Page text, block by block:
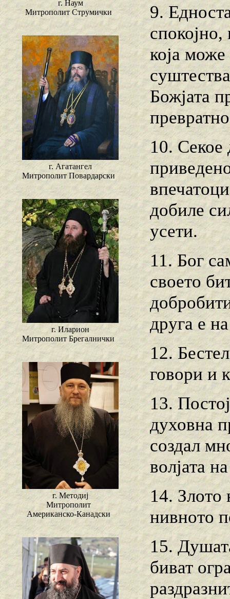
г. Наум
Митрополит Струмички
г. Агатангел
Митрополит Повардарски
г. Иларион
Митрополит Брегалнички
г. Методиј
Митрополит
Американско-Канадски
9.
која
Божјата
10. Секое
добиле
усети.
11. Бог
своето
друга е
12.
говори и
13.
духовна
создал
волјата
14. Злото
нивното
15.
биват